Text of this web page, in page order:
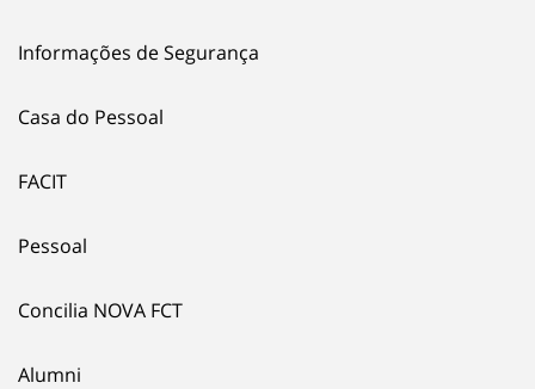
Informações de Segurança
Casa do Pessoal
FACIT
Pessoal
Concilia NOVA FCT
Alumni